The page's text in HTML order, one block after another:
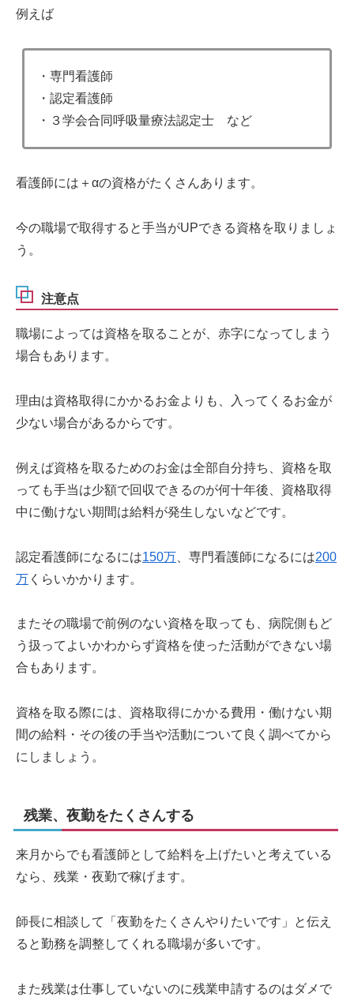
例えば
・専門看護師
・認定看護師
・３学会合同呼吸量療法認定士 など
看護師には＋αの資格がたくさんあります。
今の職場で取得すると手当がUPできる資格を取りましょ
う。
注意点
職場によっては資格を取ることが、赤字になってしまう
場合もあります。
理由は資格取得にかかるお金よりも、入ってくるお金が
少ない場合があるからです。
例えば資格を取るためのお金は全部自分持ち、資格を取
っても手当は少額で回収できるのが何十年後、資格取得
中に働けない期間は給料が発生しないなどです。
認定看護師になるには150万 、専門看護師になるには200
万 くらいかかります。
またその職場で前例のない資格を取っても、病院側もど
う扱ってよいかわからず資格を使った活動ができない場
合もあります。
資格を取る際には、資格取得にかかる費用・働けない期
間の給料・その後の手当や活動について良く調べてから
にしましょう。
残業、夜勤をたくさんする
来月からでも看護師として給料を上げたいと考えている
なら、残業・夜勤で稼げます。
師長に相談して「夜勤をたくさんやりたいです」と伝え
ると勤務を調整してくれる職場が多いです。
また残業は仕事していないのに残業申請するのはダメで